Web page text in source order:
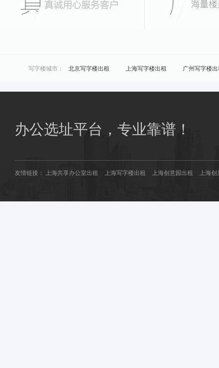
写字楼城市： 北京写字楼出租 上海写字楼出租 广州写字楼
商圈共享办公： 南桥共享办公 花桥共享办公
办公选址平台，专业靠谱！
友情链接： 上海共享办公室出租 上海写字楼出租 上海创意园出租 上海创